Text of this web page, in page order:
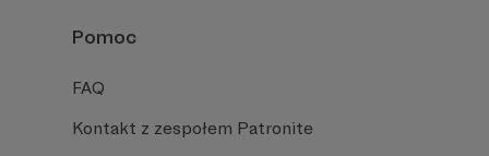
Pomoc
FAQ
Kontakt z zespołem Patronite